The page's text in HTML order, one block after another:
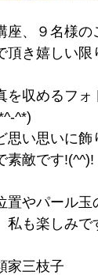
、９名様の
頂き嬉しい
を収めるフォ
^*)
思い思いに
素敵です!(^^)!
やパール
私も楽しみで
家三枝子